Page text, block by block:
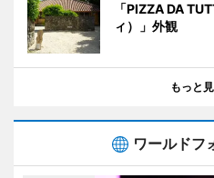
「PIZZA DA
ィ）」外観
もっと
ワールドフ